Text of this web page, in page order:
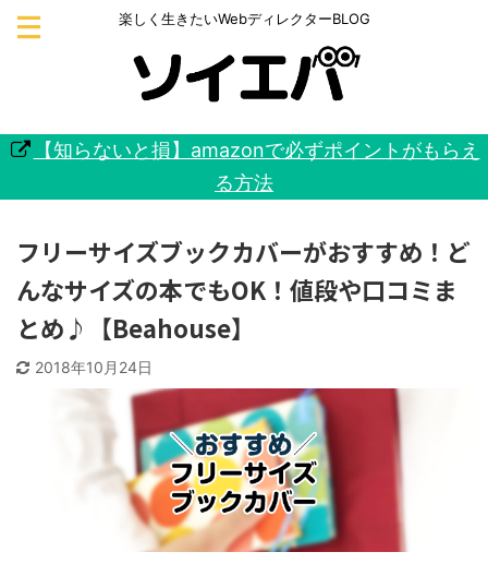
楽しく生きたいWebディレクターBLOG
【知らないと損】amazonで必ずポイントがもらえ
る方法
フリーサイズブックカバーがおすすめ！ど
んなサイズの本でもOK！値段や口コミま
とめ♪【Beahouse】
2018年10月24日